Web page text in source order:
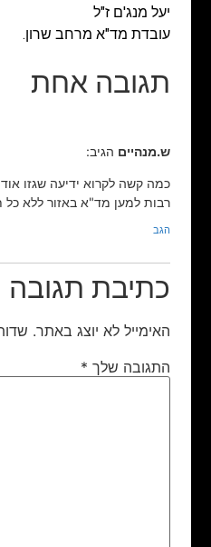
יעל מנג'ם ז"ל
עובדת מד"א מרחב שרון.
תגובה אחת
ש.מנהיים הגיב:
כמה קשה לקרוא ידיעה שגזו
רבות למען מד"א באזור ללא כל
הגב
כתיבת תגובה
האימייל לא יוצג באתר.
התגובה שלך *